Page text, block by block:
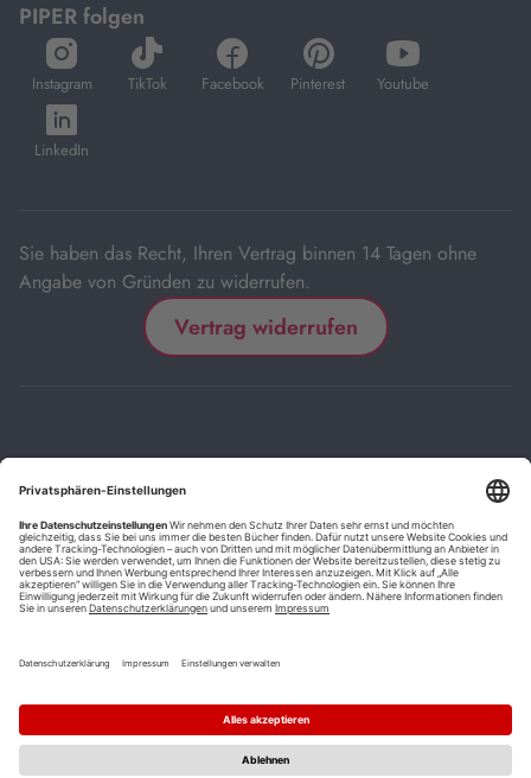
PIPER folgen
Instagram
öffnet
in
neuem
Tab
TikTok
öffnet
in
Facebook
öffnet
in
Pinterest
öffnet
in
Youtube
öffnet
in
LinkedIn
öffnet
in
Sie haben das Recht, Ihren Vertrag binnen 14 Tagen ohne
Angabe von Gründen zu widerrufen.
Vertrag widerrufen
BarrierefreiheitserklärungCookie-Einstellungen
*
Die mit Sternchen (*) gekennzeichneten Links sind Affiliate-Links.
Wenn Sie auf einen solchen Link klicken und auf der Zielseite etwas
kaufen, bekommen wir vom betreffenden Anbieter oder Online-Shop
Kauf oder Preis.
Mehrwertsteuer.
Versand innerhalb Deutschlands versandkostenfrei ab 9,00 €
Bestellwert.
2
Vorbestellung ab 30 Tage vor Erscheinungstermin möglich.